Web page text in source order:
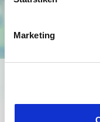
Marketing